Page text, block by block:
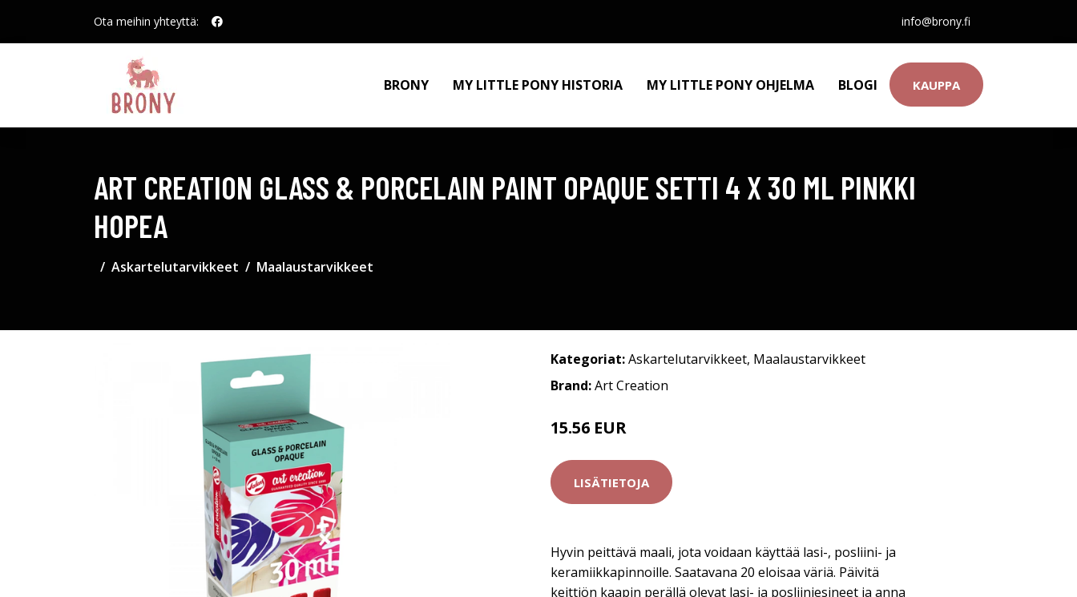
Ota meihin yhteyttä: info@brony.fi
BRONY MY LITTLE PONY HISTORIA MY LITTLE PONY OHJELMA BLOGI KAUPPA
ART CREATION GLASS & PORCELAIN PAINT OPAQUE SETTI 4 X 30 ML PINKKI
HOPEA
Askartelutarvikkeet Maalaustarvikkeet
Kategoriat:Askartelutarvikkeet, Maalaustarvikkeet
Brand:Art Creation
15.56 EUR
LISÄTIETOJA
Hyvin peittävä maali, jota voidaan käyttää lasi-, posliini- ja
keramiikkapinnoille. Saatavana 20 eloisaa väriä. Päivitä
keittiön kaapin perällä olevat lasi- ja posliiniesineet ja anna